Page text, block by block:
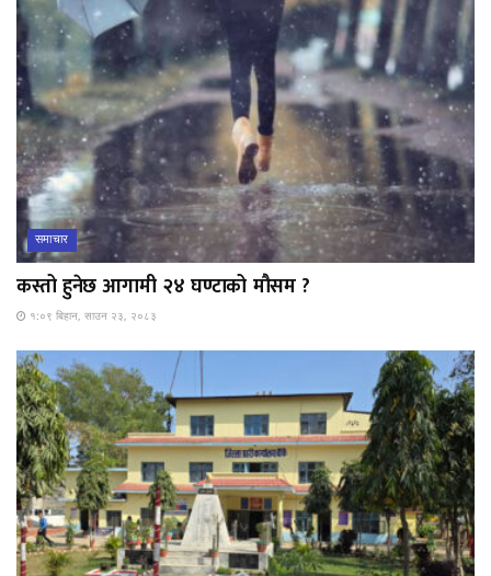
समाचार
कस्तो हुनेछ आगामी २४ घण्टाको मौसम ?
१:०९ बिहान, साउन २३, २०८३